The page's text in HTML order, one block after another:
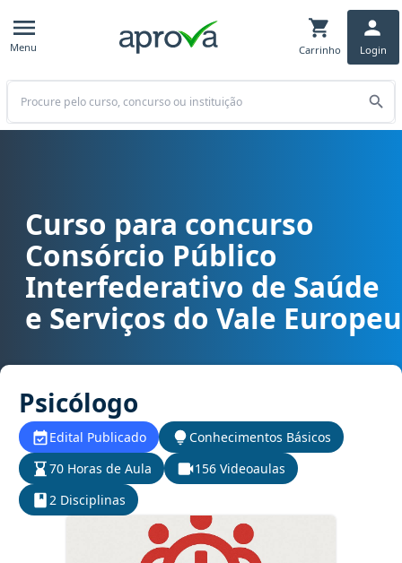
Menu Carrinho Login
Buscar
Curso para concurso CISAMVE (SC ) - Consórcio Público
Curso para concurso
Consórcio Público
Interfederativo de Saúde
e Serviços do Vale Europeu
Psicólogo
Edital Publicado
Conhecimentos Básicos
70 Horas de Aula
156 Videoaulas
2 Disciplinas